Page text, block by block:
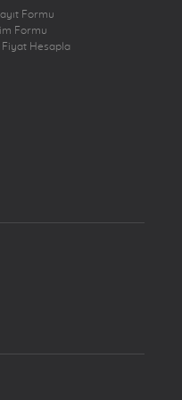
Formu
Formu
Fiyat Hesapla